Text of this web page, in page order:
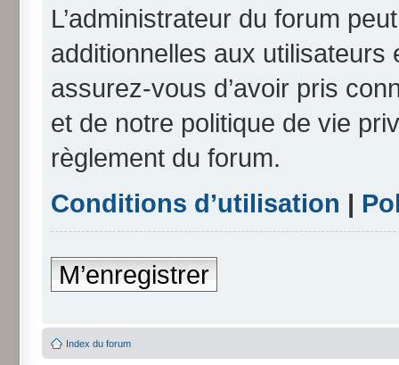
L’administrateur du forum
additionnelles aux
assurez-vous d’avoir pris
et de notre politique de vie
règlement du forum.
Conditions d’utilisation |
M’enregistrer
Index du forum